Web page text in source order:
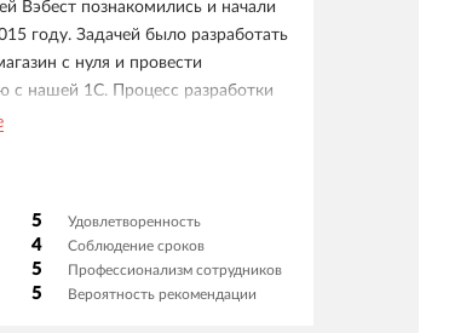
Вэбест познакомились и начали
году. Задачей было разработать
с нуля и провести
с нашей 1С. Процесс разработки
но с нюансами связанными с
5 Удовлетворенность
4 Соблюдение сроков
5 Профессионализм сотрудников
5 Вероятность рекомендации